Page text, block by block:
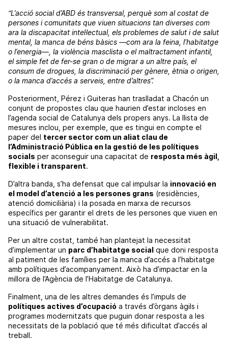
“L’acció social d’ABD és transversal, perquè som al costat de
persones i comunitats que viuen situacions tan diverses com
ara la discapacitat intel·lectual, els problemes de salut i de salut
mental, la manca de béns bàsics —com ara la feina, l’habitatge
o l’energia—, la violència masclista o el maltractament infantil,
el simple fet de fer-se gran o de migrar a un altre país, el
consum de drogues, la discriminació per gènere, ètnia o origen,
o la manca d’accés a serveis, entre d’altres”.
Posteriorment, Pérez i Guiteras han traslladat a Chacón un
conjunt de propostes clau que haurien d’estar incloses en
l’agenda social de Catalunya dels propers anys. La llista de
mesures inclou, per exemple, que es tingui en compte el
paper del tercer sector com un aliat clau de
l’Administració Pública en la gestió de les polítiques
socials per aconseguir una capacitat de resposta més àgil,
flexible i transparent.
D’altra banda, s’ha defensat que cal impulsar la innovació en
el model d’atenció a les persones grans (residències,
atenció domiciliària) i la posada en marxa de recursos
específics per garantir el drets de les persones que viuen en
una situació de vulnerabilitat.
Per un altre costat, també han plantejat la necessitat
d’implementar un parc d’habitatge social que doni resposta
al patiment de les famílies per la manca d’accés a l’habitatge
amb polítiques d’acompanyament. Això ha d’impactar en la
millora de l’Agència de l’Habitatge de Catalunya.
Finalment, una de les altres demandes és l’impuls de
polítiques actives d’ocupació a través d’òrgans àgils i
programes modernitzats que puguin donar resposta a les
necessitats de la població que té més dificultat d’accés al
treball.